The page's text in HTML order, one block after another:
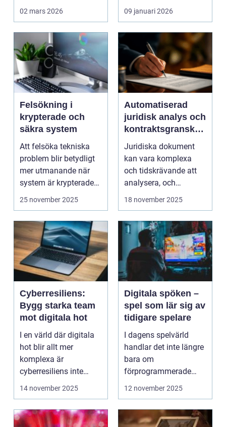
skärmar. Den handlar
02 mars 2026
till...
09 januari 2026
Felsökning i
krypterade och
säkra system
Att felsöka tekniska
problem blir betydligt
mer utmanande när
system är krypterade
oc...
25 november 2025
Automatiserad
juridisk analys och
kontraktsgranskni
ng
Juridiska dokument
kan vara komplexa
och tidskrävande att
analysera, och
felaktigheter eller mi...
18 november 2025
Cyberresiliens:
Bygg starka team
mot digitala hot
I en värld där digitala
hot blir allt mer
komplexa är
cyberresiliens inte
längre...
14 november 2025
Digitala spöken –
spel som lär sig av
tidigare spelare
I dagens spelvärld
handlar det inte längre
bara om
förprogrammerade
banor och fasta m...
12 november 2025